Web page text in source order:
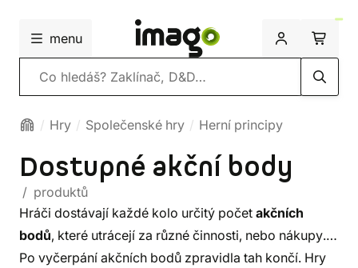
menu
Vyhledávání
Hry Společenské hry Herní principy
Dostupné akční body
/ produktů
Hráči dostávají každé kolo určitý počet akčních
bodů, které utrácejí za různé činnosti, nebo nákupy.
Po vyčerpání akčních bodů zpravidla tah končí. Hry